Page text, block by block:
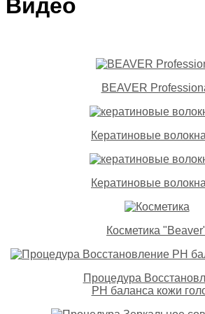
Видео
BEAVER
Кератиновые
Кератиновые
Косметика
Процедура
PH баланса кожи